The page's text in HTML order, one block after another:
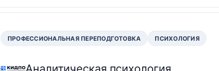
ПРОФЕССИОНАЛЬНАЯ ПЕРЕПОДГОТОВКА ПСИХОЛОГИЯ